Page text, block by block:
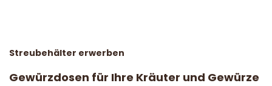
Streubehälter erwerben
Gewürzdosen für Ihre Kräuter und Gewürze